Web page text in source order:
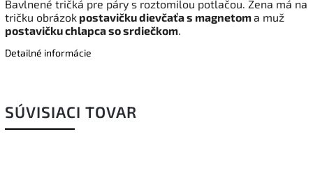
Bavlnené tričká pre páry s roztomilou potlačou. Žena má na
tričku obrázok postavičku dievčaťa s magnetoma muž
postavičku chlapca so srdiečkom.
Detailné informácie
SÚVISIACI TOVAR